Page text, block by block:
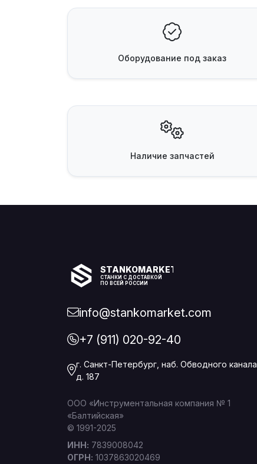
Оборудование под заказ
Наличие запчастей
STANKOMARKET
СТАНКИ С ДОСТАВКОЙ
ПО ВСЕЙ РОССИИ
info@stankomarket.com
+7 (911) 020-92-40
г. Санкт-Петербург, наб. Обводного канала,
д. 187
ООО «Инструментальная компания № 1
«Балтийская»
© 1991-2025
ИНН: 7839008042
ОГРН: 1037863020469